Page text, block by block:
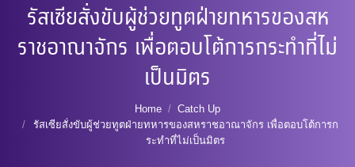
รัสเซียสั่งขับผู้ช่วยทูตฝ่ายทหารของสห
ราชอาณาจักร เพื่อตอบโต้การกระทำที่ไม่
เป็นมิตร
Home
Catch Up
รัสเซียสั่งขับผู้ช่วยทูตฝ่ายทหารของสหราชอาณาจักร เพื่อตอบโต้การก
ระทำที่ไม่เป็นมิตร